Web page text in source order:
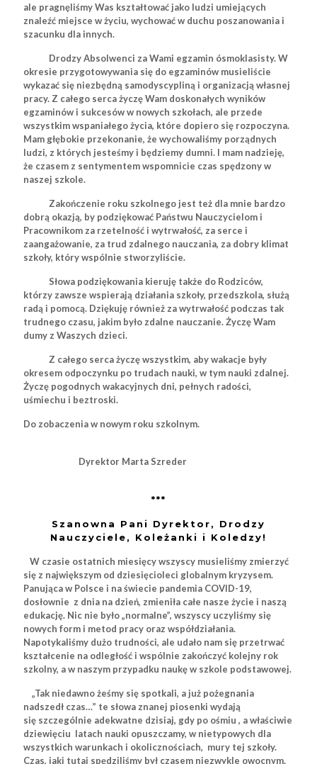
ale pragnęliśmy Was kształtować jako ludzi umiejących
znaleźć miejsce w życiu, wychować w duchu poszanowania i
szacunku dla innych.
Drodzy Absolwenci za Wami egzamin ósmoklasisty. W
okresie przygotowywania się do egzaminów musieliście
wykazać się niezbędną samodyscypliną i organizacją własnej
pracy. Z całego serca życzę Wam doskonałych wyników
egzaminów i sukcesów w nowych szkołach, ale przede
wszystkim wspaniałego życia, które dopiero się rozpoczyna.
Mam głębokie przekonanie, że wychowaliśmy porządnych
ludzi, z których jesteśmy i będziemy dumni. I mam nadzieję,
że czasem z sentymentem wspomnicie czas spędzony w
naszej szkole.
Zakończenie roku szkolnego jest też dla mnie bardzo
dobrą okazją, by podziękować Państwu Nauczycielom i
Pracownikom za rzetelność i wytrwałość, za serce i
zaangażowanie, za trud zdalnego nauczania, za dobry klimat
szkoły, który wspólnie stworzyliście.
Słowa podziękowania kieruję także do Rodziców,
którzy zawsze wspierają działania szkoły, przedszkola, służą
radą i pomocą. Dziękuję również za wytrwałość podczas tak
trudnego czasu, jakim było zdalne nauczanie. Życzę Wam
dumy z Waszych dzieci.
Z całego serca życzę wszystkim, aby wakacje były
okresem odpoczynku po trudach nauki, w tym nauki zdalnej.
Życzę pogodnych wakacyjnych dni, pełnych radości,
uśmiechu i beztroski.
Do zobaczenia w nowym roku szkolnym.
Dyrektor Marta Szreder
***
Szanowna Pani Dyrektor, Drodzy
Nauczyciele, Koleżanki i Koledzy!
W czasie ostatnich miesięcy wszyscy musieliśmy zmierzyć
się z największym od dziesięcioleci globalnym kryzysem.
Panująca w Polsce i na świecie pandemia COVID-19,
dosłownie z dnia na dzień, zmieniła całe nasze życie i naszą
edukację. Nic nie było „normalne”, wszyscy uczyliśmy się
nowych form i metod pracy oraz współdziałania.
Napotykaliśmy dużo trudności, ale udało nam się przetrwać
kształcenie na odległość i wspólnie zakończyć kolejny rok
szkolny, a w naszym przypadku naukę w szkole podstawowej.
„Tak niedawno żeśmy się spotkali, a już pożegnania
nadszedł czas…” te słowa znanej piosenki wydają
się szczególnie adekwatne dzisiaj, gdy po ośmiu , a właściwie
dziewięciu latach nauki opuszczamy, w nietypowych dla
wszystkich warunkach i okolicznościach, mury tej szkoły.
Czas, jaki tutaj spędziliśmy był czasem niezwykle owocnym.